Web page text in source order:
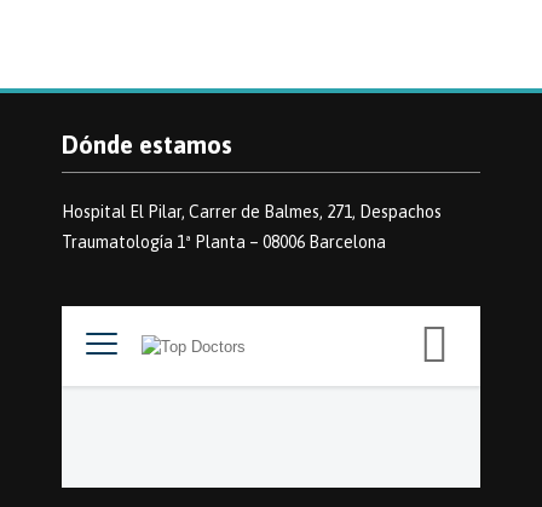
Dónde estamos
Hospital El Pilar, Carrer de Balmes, 271, Despachos
Traumatología 1ª Planta – 08006 Barcelona